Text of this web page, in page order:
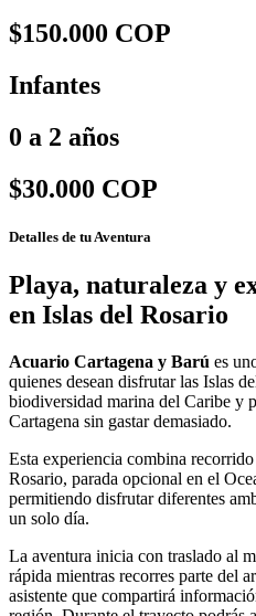
$150.000 COP
Infantes
0 a 2 años
$30.000 COP
Detalles de tu Aventura
Playa, naturaleza y
en Islas del Rosario
Acuario Cartagena y Barú es
quienes desean disfrutar las Islas
biodiversidad marina del Caribe y
Cartagena sin gastar demasiado.
Esta experiencia combina
Rosario, parada opcional en el
permitiendo disfrutar diferentes
un solo día.
La aventura inicia con traslado al
rápida mientras recorres parte del
asistente que compartirá